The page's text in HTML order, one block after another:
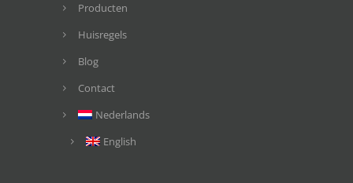
Producten
Huisregels
Blog
Contact
Nederlands
English